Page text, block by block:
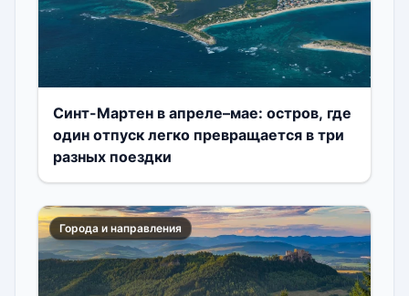
Синт-Мартен в апреле–мае: остров, где
один отпуск легко превращается в три
разных поездки
Города и направления